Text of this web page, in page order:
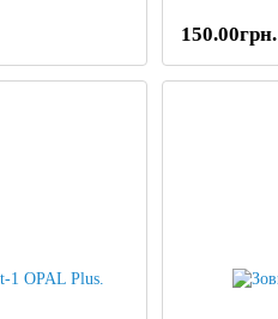
150.00грн.